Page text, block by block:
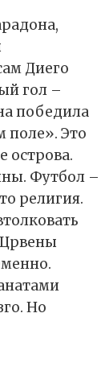
Диего
гол –
победила
поле». Это
острова.
Футбол –
религия.
Но